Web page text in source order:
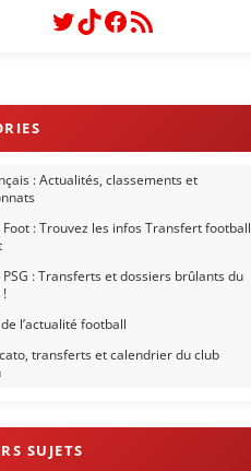
Twitter
TikTok
Facebook
Flux RSS
: Actualités, classements et
: Trouvez les infos Transfert football
: Transferts et dossiers brûlants du
!
l’actualité football
transferts et calendrier du club